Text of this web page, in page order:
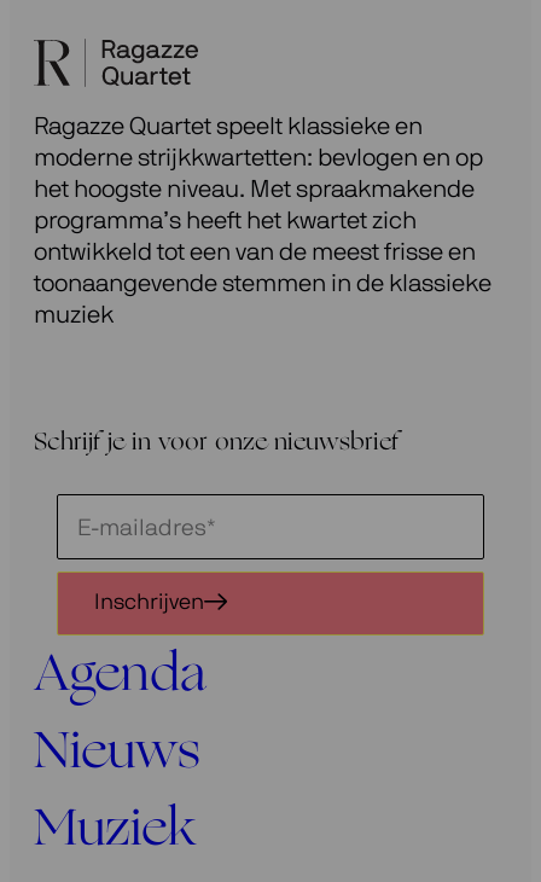
Ragazze Quartet speelt klassieke en
moderne strijkkwartetten: bevlogen en op
het hoogste niveau. Met spraakmakende
programma’s heeft het kwartet zich
ontwikkeld tot een van de meest frisse en
toonaangevende stemmen in de klassieke
muziek
Schrijf je in voor onze nieuwsbrief
Schrijf
je
voor
onze
nieuwsbrief
Inschrijven
Agenda
Nieuws
Muziek